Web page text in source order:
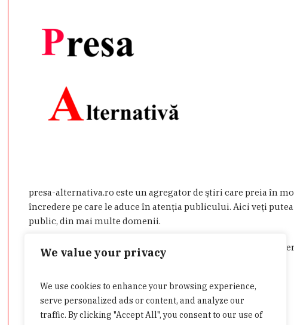
We value your privacy
We use cookies to enhance your browsing experience,
serve personalized ads or content, and analyze our
traffic. By clicking "Accept All", you consent to our use of
presa-alternativa.ro este un agregator de ştiri care preia în
încredere pe care le aduce în atenţia publicului. Aici veţi
public, din mai multe domenii.
Dacă aveţi o ştire de interes sau doriţi să ne contactaţi din
admin@presa-alternativa.ro